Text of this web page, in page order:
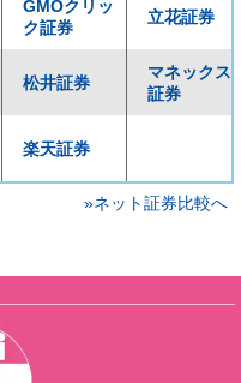
GMOクリッ
ク証券
立花証券
松井証券
マネックス
証券
楽天証券
»ネット証券比較へ